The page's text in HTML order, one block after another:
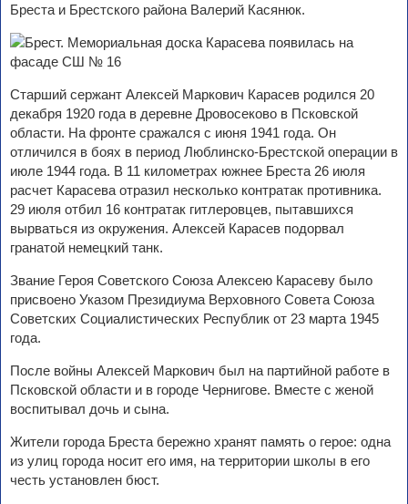
Бреста и Брестского района Валерий Касянюк.
Старший сержант Алексей Маркович Карасев родился 20
декабря 1920 года в деревне Дровосеково в Псковской
области. На фронте сражался с июня 1941 года. Он
отличился в боях в период Люблинско-Брестской операции в
июле 1944 года. В 11 километрах южнее Бреста 26 июля
расчет Карасева отразил несколько контратак противника.
29 июля отбил 16 контратак гитлеровцев, пытавшихся
вырваться из окружения. Алексей Карасев подорвал
гранатой немецкий танк.
Звание Героя Советского Союза Алексею Карасеву было
присвоено Указом Президиума Верховного Совета Союза
Советских Социалистических Республик от 23 марта 1945
года.
После войны Алексей Маркович был на партийной работе в
Псковской области и в городе Чернигове. Вместе с женой
воспитывал дочь и сына.
Жители города Бреста бережно хранят память о герое: одна
из улиц города носит его имя, на территории школы в его
честь установлен бюст.